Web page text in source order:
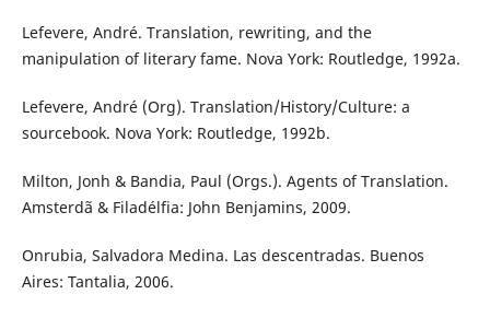
Lefevere, André. Translation, rewriting, and the
manipulation of literary fame. Nova York: Routledge, 1992a.
Lefevere, André (Org). Translation/History/Culture: a
sourcebook. Nova York: Routledge, 1992b.
Milton, Jonh & Bandia, Paul (Orgs.). Agents of Translation.
Amsterdã & Filadélfia: John Benjamins, 2009.
Onrubia, Salvadora Medina. Las descentradas. Buenos
Aires: Tantalia, 2006.